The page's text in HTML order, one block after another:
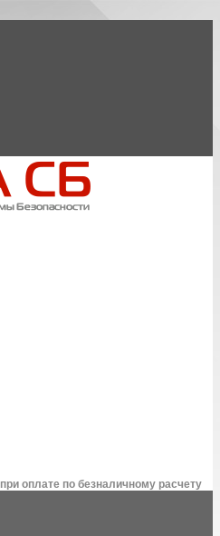
оплате по безналичному расчету